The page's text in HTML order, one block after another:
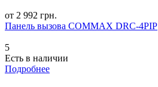
от 2 992 грн.
Панель вызова COMMAX DRC-4PIP
5
Есть в наличии
Подробнее